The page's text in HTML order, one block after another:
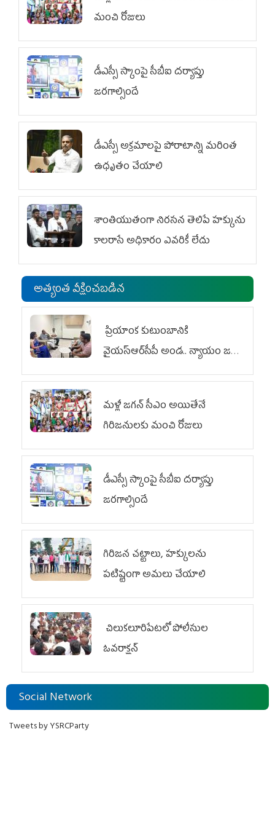
మంచి రోజులు
డీఎస్సీ స్కాంపై సీబీఐ దర్యాప్తు
జరగాల్సిందే
డీఎస్సీ అక్రమాలపై పోరాటాన్ని మరింత
ఉధృతం చేయాలి
శాంతియుతంగా నిరసన తెలిపే హక్కును
కాలరాసే అధికారం ఎవరికీ లేదు
అత్యంత వీక్షించబడిన
ప్రియాంక కుటుంబానికి
వైయ‌స్ఆర్‌సీపీ అండ.. న్యాయం జరిగే
వరకు పోరాటం
మళ్లీ జగన్ సీఎం అయితేనే
గిరిజనులకు మంచి రోజులు
డీఎస్సీ స్కాంపై సీబీఐ దర్యాప్తు
జరగాల్సిందే
గిరిజన చట్టాలు, హక్కులను
పటిష్టంగా అమలు చేయాలి
చిలుక‌లూరిపేట‌లో పోలీసుల
ఓవ‌రాక్ష‌న్‌
Social Network
Tweets by YSRCParty